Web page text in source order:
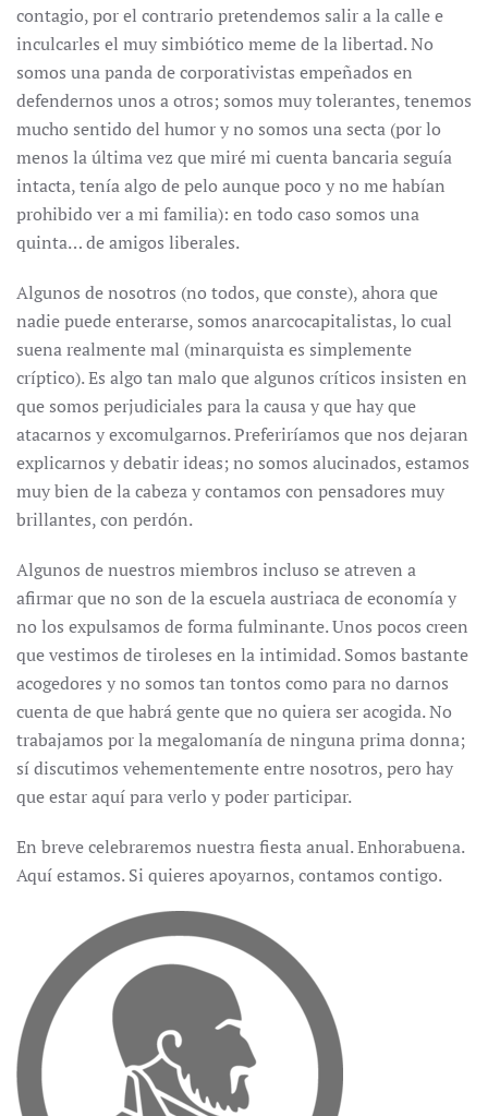
contagio, por el contrario pretendemos salir a la calle e
inculcarles el muy simbiótico meme de la libertad. No
somos una panda de corporativistas empeñados en
defendernos unos a otros; somos muy tolerantes, tenemos
mucho sentido del humor y no somos una secta (por lo
menos la última vez que miré mi cuenta bancaria seguía
intacta, tenía algo de pelo aunque poco y no me habían
prohibido ver a mi familia): en todo caso somos una
quinta… de amigos liberales.
Algunos de nosotros (no todos, que conste), ahora que
nadie puede enterarse, somos anarcocapitalistas, lo cual
suena realmente mal (minarquista es simplemente
críptico). Es algo tan malo que algunos críticos insisten en
que somos perjudiciales para la causa y que hay que
atacarnos y excomulgarnos. Preferiríamos que nos dejaran
explicarnos y debatir ideas; no somos alucinados, estamos
muy bien de la cabeza y contamos con pensadores muy
brillantes, con perdón.
Algunos de nuestros miembros incluso se atreven a
afirmar que no son de la escuela austriaca de economía y
no los expulsamos de forma fulminante. Unos pocos creen
que vestimos de tiroleses en la intimidad. Somos bastante
acogedores y no somos tan tontos como para no darnos
cuenta de que habrá gente que no quiera ser acogida. No
trabajamos por la megalomanía de ninguna prima donna;
sí discutimos vehementemente entre nosotros, pero hay
que estar aquí para verlo y poder participar.
En breve celebraremos nuestra fiesta anual. Enhorabuena.
Aquí estamos. Si quieres apoyarnos, contamos contigo.